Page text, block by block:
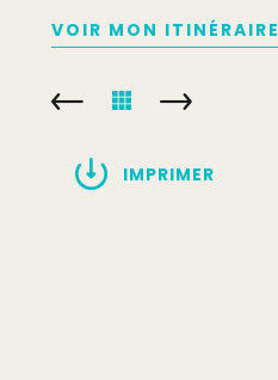
VOIR MON ITINÉRAIRE
IMPRIMER